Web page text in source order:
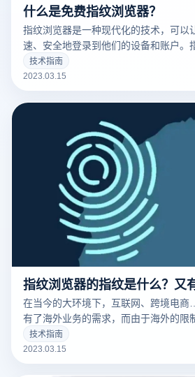
什么是免费指纹浏览器？
指纹浏览器是一种现代化的技术，可以
速、安全地登录到他们的设备和账户。
现代科技的标志之一，并且越来越多的
技术指南
2023.03.15
指纹浏览器的指纹是什么？又
在当今的大环境下，互联网、跨境电
有了海外业务的需求，而由于海外的限
针对不同的工作内容用到不同的IP，这
器。要清楚的了解什么是指纹浏览器之
技术指南
2023.03.15